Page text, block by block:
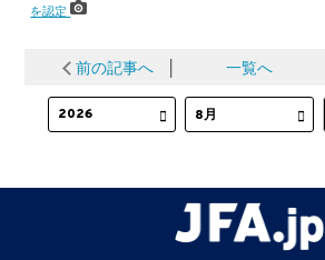
を認定
前の記事へ 一覧へ